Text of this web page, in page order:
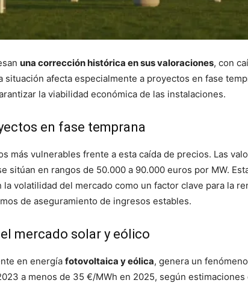
una corrección histórica en sus valoraciones, con
afecta especialmente a proyectos en fase
la viabilidad económica de las instalaciones.
en fase temprana
más vulnerables frente a esta caída de precios. Las
sitúan en rangos de 50.000 a 90.000 euros por MW.
la volatilidad del mercado como un factor clave para la
de aseguramiento de ingresos estables.
mercado solar y eólico
en energía fotovoltaica y eólica, genera un
a menos de 35 €/MWh en 2025, según